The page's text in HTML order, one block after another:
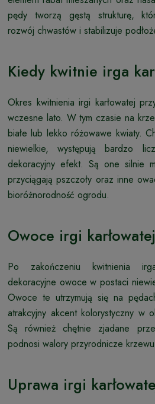
pędy tworzą gęstą strukturę,
rozwój chwastów i stabilizuje
Kiedy kwitnie irga
Okres kwitnienia irgi karłowatej
wczesne lato. W tym czasie na
białe lub lekko różowawe kwiaty.
niewielkie, występują bardzo
dekoracyjny efekt. Są one silnie
przyciągają pszczoły oraz inne
bioróżnorodność ogrodu.
Owoce irgi karłowatej
Po zakończeniu kwitnienia
dekoracyjne owoce w postaci
Owoce te utrzymują się na
atrakcyjny akcent kolorystyczny w
Są również chętnie zjadane
podnosi walory przyrodnicze
Uprawa irgi